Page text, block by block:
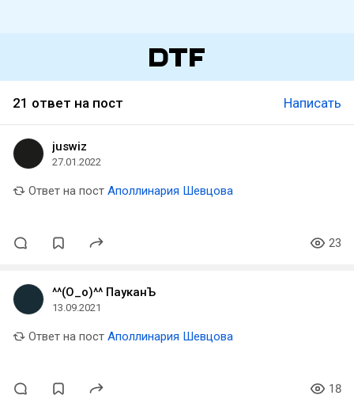
21 ответ на пост Написать
juswiz
27.01.2022
Ответ на пост Аполлинария Шевцова
23
^^(О_о)^^ ПауканЪ
13.09.2021
Ответ на пост Аполлинария Шевцова
18